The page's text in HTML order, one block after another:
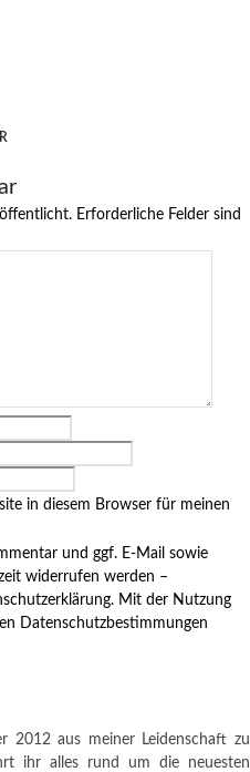
Erforderliche Felder sind
in diesem Browser für meinen
und ggf. E-Mail sowie
widerrufen werden –
Mit der Nutzung
Datenschutzbestimmungen
2012 aus meiner Leidenschaft zu
ihr alles rund um die neuesten